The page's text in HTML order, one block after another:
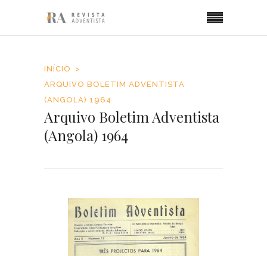
INÍCIO
ARQUIVO BOLETIM ADVENTISTA
(ANGOLA) 1964
Arquivo Boletim Adventista
(Angola) 1964